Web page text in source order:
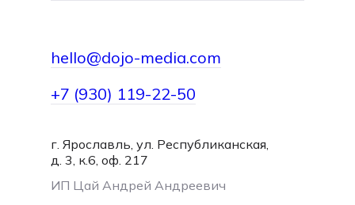
hello@dojo-media.com
г. Ярославль, ул. Республиканская,
д. 3, к.6, оф. 217
hello@dojo-media.com
+7 (930) 119-22-50
ИП Цай Андрей Андреевич